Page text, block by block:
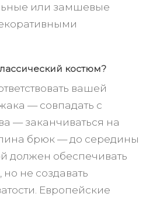
или замшевые
костюм?
вашей
— совпадать с
— заканчиваться на
брюк — до середины
должен обеспечивать
не создавать
Европейские